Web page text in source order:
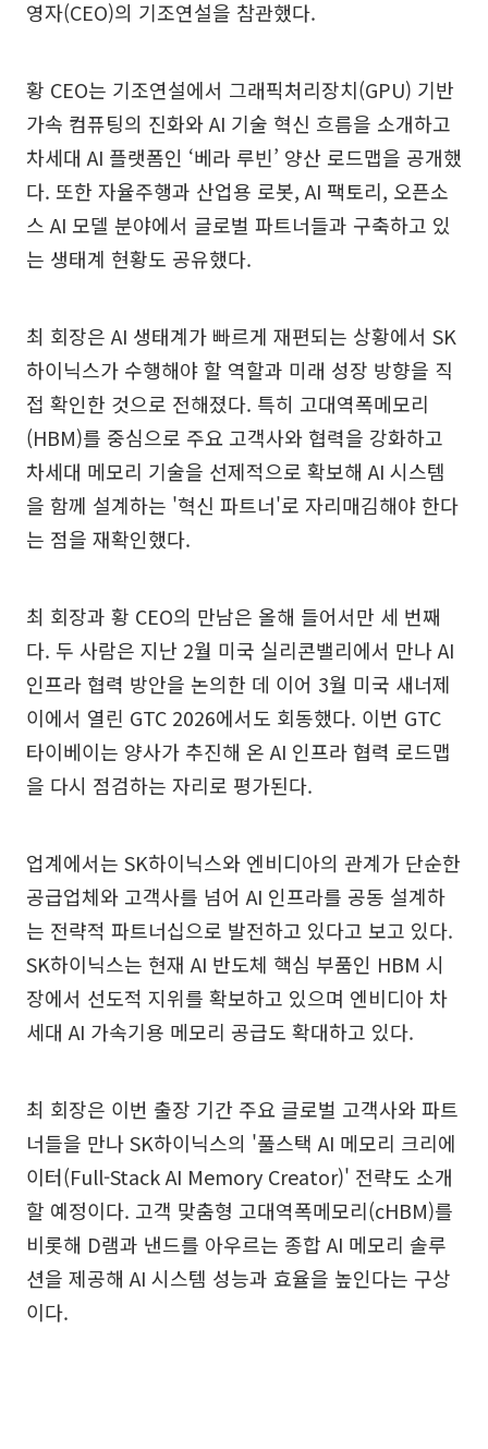
영자(CEO)의 기조연설을 참관했다.
황 CEO는 기조연설에서 그래픽처리장치(GPU) 기반
가속 컴퓨팅의 진화와 AI 기술 혁신 흐름을 소개하고
차세대 AI 플랫폼인 ‘베라 루빈’ 양산 로드맵을 공개했
다. 또한 자율주행과 산업용 로봇, AI 팩토리, 오픈소
스 AI 모델 분야에서 글로벌 파트너들과 구축하고 있
는 생태계 현황도 공유했다.
최 회장은 AI 생태계가 빠르게 재편되는 상황에서 SK
하이닉스가 수행해야 할 역할과 미래 성장 방향을 직
접 확인한 것으로 전해졌다. 특히 고대역폭메모리
(HBM)를 중심으로 주요 고객사와 협력을 강화하고
차세대 메모리 기술을 선제적으로 확보해 AI 시스템
을 함께 설계하는 '혁신 파트너'로 자리매김해야 한다
는 점을 재확인했다.
최 회장과 황 CEO의 만남은 올해 들어서만 세 번째
다. 두 사람은 지난 2월 미국 실리콘밸리에서 만나 AI
인프라 협력 방안을 논의한 데 이어 3월 미국 새너제
이에서 열린 GTC 2026에서도 회동했다. 이번 GTC
타이베이는 양사가 추진해 온 AI 인프라 협력 로드맵
을 다시 점검하는 자리로 평가된다.
업계에서는 SK하이닉스와 엔비디아의 관계가 단순한
공급업체와 고객사를 넘어 AI 인프라를 공동 설계하
는 전략적 파트너십으로 발전하고 있다고 보고 있다.
SK하이닉스는 현재 AI 반도체 핵심 부품인 HBM 시
장에서 선도적 지위를 확보하고 있으며 엔비디아 차
세대 AI 가속기용 메모리 공급도 확대하고 있다.
최 회장은 이번 출장 기간 주요 글로벌 고객사와 파트
너들을 만나 SK하이닉스의 '풀스택 AI 메모리 크리에
이터(Full-Stack AI Memory Creator)' 전략도 소개
할 예정이다. 고객 맞춤형 고대역폭메모리(cHBM)를
비롯해 D램과 낸드를 아우르는 종합 AI 메모리 솔루
션을 제공해 AI 시스템 성능과 효율을 높인다는 구상
이다.